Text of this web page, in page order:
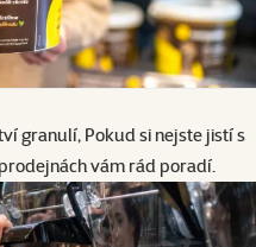
granulí, Pokud si nejste jistí s
vám rád poradí.